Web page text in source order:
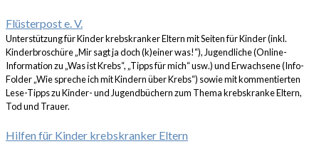
Flüsterpost e. V.
Unterstützung für Kinder krebskranker Eltern mit Seiten für Kinder (inkl.
Kinderbroschüre „Mir sagt ja doch (k)einer was!“), Jugendliche (Online-
Information zu „Was ist Krebs“, „Tipps für mich“ usw.) und Erwachsene (Info-
Folder „Wie spreche ich mit Kindern über Krebs“) sowie mit kommentierten
Lese-Tipps zu Kinder- und Jugendbüchern zum Thema krebskranke Eltern,
Tod und Trauer.
Hilfen für Kinder krebskranker Eltern